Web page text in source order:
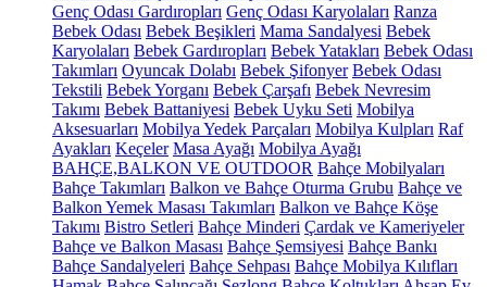
Genç Odası Gardıropları Genç Odası Karyolaları Ranza
Bebek Odası Bebek Beşikleri Mama Sandalyesi Bebek
Karyolaları Bebek Gardıropları Bebek Yatakları Bebek Odası
Takımları Oyuncak Dolabı Bebek Şifonyer Bebek Odası
Tekstili Bebek Yorganı Bebek Çarşafı Bebek Nevresim
Takımı Bebek Battaniyesi Bebek Uyku Seti Mobilya
Aksesuarları Mobilya Yedek Parçaları Mobilya Kulpları Raf
Ayakları Keçeler Masa Ayağı Mobilya Ayağı
BAHÇE,BALKON VE OUTDOOR Bahçe Mobilyaları
Bahçe Takımları Balkon ve Bahçe Oturma Grubu Bahçe ve
Balkon Yemek Masası Takımları Balkon ve Bahçe Köşe
Takımı Bistro Setleri Bahçe Minderi Çardak ve Kameriyeler
Bahçe ve Balkon Masası Bahçe Şemsiyesi Bahçe Bankı
Bahçe Sandalyeleri Bahçe Sehpası Bahçe Mobilya Kılıfları